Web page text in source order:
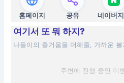
홈페이지 공유 네이버
여기서 또 뭐 하지?
나들이의 즐거움을 더해줄, 가까운
주변에 진행 중인 이